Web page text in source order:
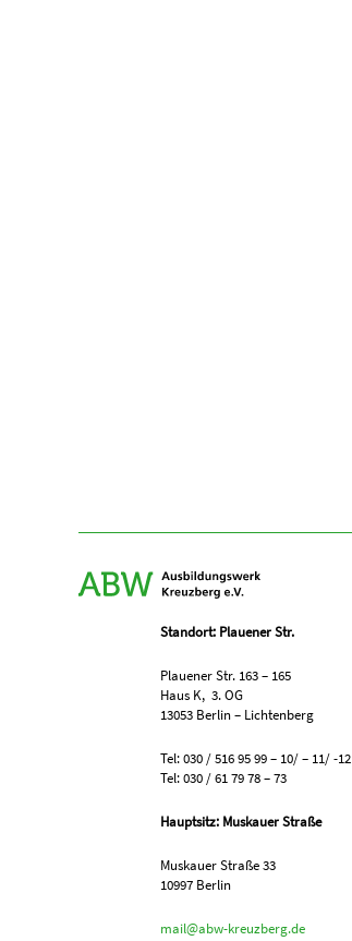
Standort: Plauener Str.
Plauener Str. 163 – 165
Haus K, 3. OG
13053 Berlin – Lichtenberg
Tel: 030 / 516 95 99 – 10/ – 11/ -12
Tel: 030 / 61 79 78 – 73
Hauptsitz: Muskauer Straße
Muskauer Straße 33
10997 Berlin
mail@abw-kreuzberg.de